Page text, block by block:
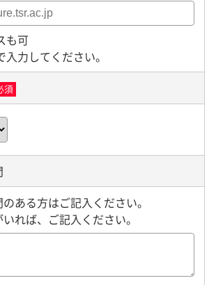
も可
力してください。
須
ある方はご記入ください。
れば、ご記入ください。